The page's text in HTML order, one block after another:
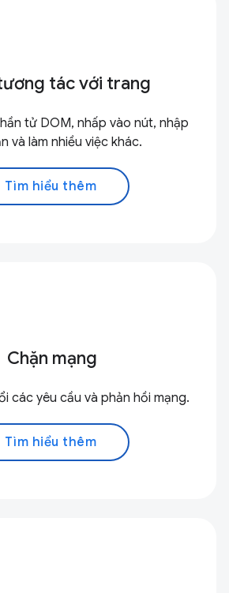
tác với trang
tử DOM, nhấp vào nút, nhập
và làm nhiều việc khác.
Tìm hiểu thêm
Chặn mạng
các yêu cầu và phản hồi mạng.
Tìm hiểu thêm